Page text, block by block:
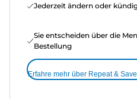
Jederzeit ändern oder
Sie entscheiden über die
Bestellung
Erfahre mehr über Repeat & Save